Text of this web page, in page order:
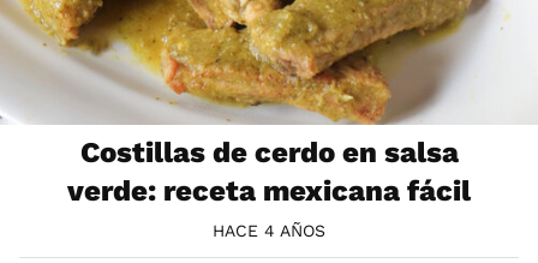
Costillas de cerdo en salsa
verde: receta mexicana fácil
HACE 4 AÑOS